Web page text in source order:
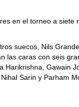
en el torneo a siete
suecos, Nils
las caras con seis
Harikrishna, Gawain
Sarin y Parham